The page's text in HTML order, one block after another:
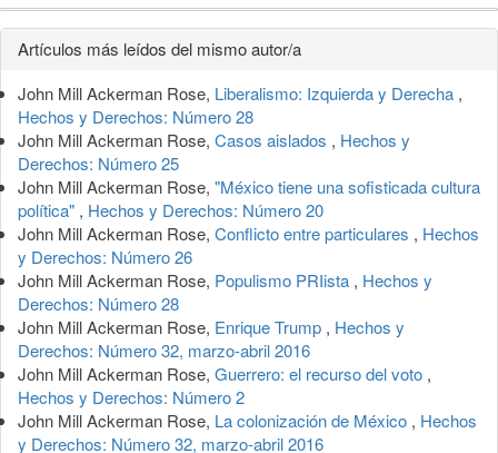
Detalles
del
artículo
Artículos más leídos del mismo autor/a
John Mill Ackerman Rose, Liberalismo: Izquierda y Derecha ,
Hechos y Derechos: Número 28
John Mill Ackerman Rose, Casos aislados , Hechos y
Derechos: Número 25
John Mill Ackerman Rose, "México tiene una sofisticada cultura
política" , Hechos y Derechos: Número 20
John Mill Ackerman Rose, Conflicto entre particulares , Hechos
y Derechos: Número 26
John Mill Ackerman Rose, Populismo PRIista , Hechos y
Derechos: Número 28
John Mill Ackerman Rose, Enrique Trump , Hechos y
Derechos: Número 32, marzo-abril 2016
John Mill Ackerman Rose, Guerrero: el recurso del voto ,
Hechos y Derechos: Número 2
John Mill Ackerman Rose, La colonización de México , Hechos
y Derechos: Número 32, marzo-abril 2016